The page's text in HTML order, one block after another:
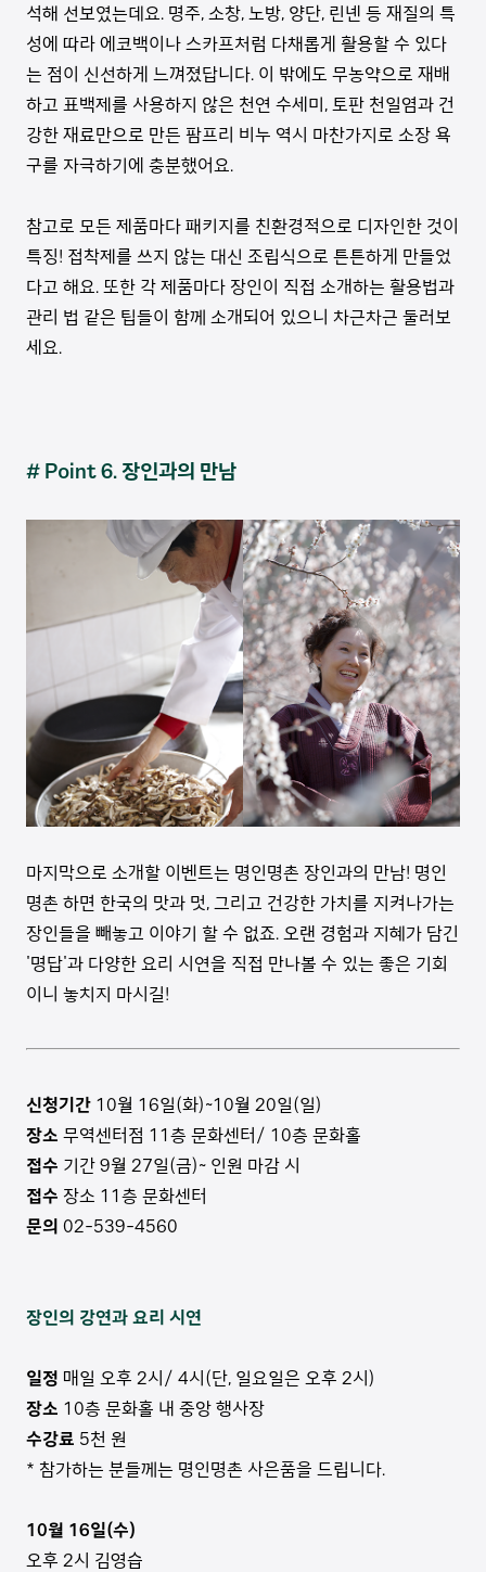
석해 선보였는데요. 명주, 소창, 노방, 양단, 린넨 등 재질의 특
성에 따라 에코백이나 스카프처럼 다채롭게 활용할 수 있다
는 점이 신선하게 느껴졌답니다. 이 밖에도 무농약으로 재배
하고 표백제를 사용하지 않은 천연 수세미, 토판 천일염과 건
강한 재료만으로 만든 팜프리 비누 역시 마찬가지로 소장 욕
구를 자극하기에 충분했어요.
참고로 모든 제품마다 패키지를 친환경적으로 디자인한 것이
특징! 접착제를 쓰지 않는 대신 조립식으로 튼튼하게 만들었
다고 해요. 또한 각 제품마다 장인이 직접 소개하는 활용법과
관리 법 같은 팁들이 함께 소개되어 있으니 차근차근 둘러보
세요.
# Point 6. 장인과의 만남
마지막으로 소개할 이벤트는 명인명촌 장인과의 만남! 명인
명촌 하면 한국의 맛과 멋, 그리고 건강한 가치를 지켜나가는
장인들을 빼놓고 이야기 할 수 없죠. 오랜 경험과 지혜가 담긴
'명답'과 다양한 요리 시연을 직접 만나볼 수 있는 좋은 기회
이니 놓치지 마시길!
신청기간 10월 16일(화)~10월 20일(일)
장소 무역센터점 11층 문화센터/ 10층 문화홀
접수 기간 9월 27일(금)~ 인원 마감 시
접수 장소 11층 문화센터
문의 02-539-4560
장인의 강연과 요리 시연
일정 매일 오후 2시/ 4시(단, 일요일은 오후 2시)
장소 10층 문화홀 내 중앙 행사장
수강료 5천 원
* 참가하는 분들께는 명인명촌 사은품을 드립니다.
10월 16일(수)
오후 2시 김영습